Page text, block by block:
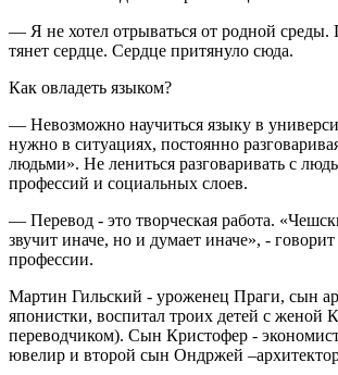
— Я не хотел отрываться от родной среды.
тянет сердце. Сердце притянуло сюда.
Как овладеть языком?
— Невозможно научиться языку в
нужно в ситуациях, постоянно
людьми». Не лениться разговаривать с
профессий и социальных слоев.
— Перевод - это творческая работа.
звучит иначе, но и думает иначе», -
профессии.
Мартин Гильский - уроженец Праги, сын
японистки, воспитал троих детей с женой
переводчиком). Сын Кристофер -
ювелир и второй сын Ондржей